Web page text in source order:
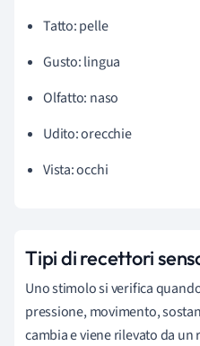
Tatto: pelle
Gusto: lingua
Olfatto: naso
Udito: orecchie
Vista: occhi
Tipi di recettori
Uno stimolo si verifica
pressione, movimento,
cambia e viene rilevato da